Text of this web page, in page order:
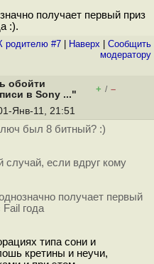
получает первый приз
:).
родителю #7 Наверх
Cообщить
модератору
обойти
в Sony ..."
+ / –
Янв-11, 21:51
был 8 битный? :)
случай, если вдруг кому
получает первый
года
типа сони и
кретины и неучи,